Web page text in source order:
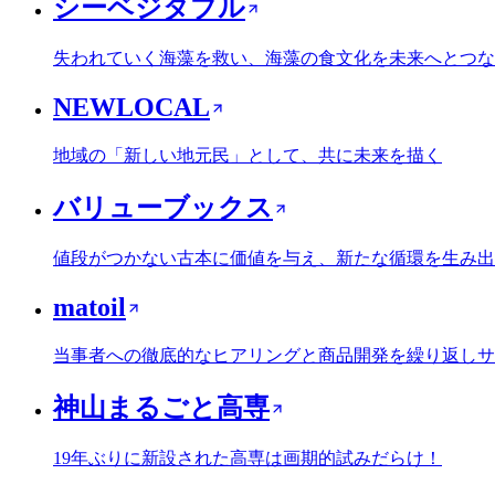
シーベジタブル
失われていく海藻を救い、海藻の食文化を未来へとつな
NEWLOCAL
地域の「新しい地元民」として、共に未来を描く
バリューブックス
値段がつかない古本に価値を与え、新たな循環を生み
matoil
当事者への徹底的なヒアリングと商品開発を繰り返し
神山まるごと高専
19年ぶりに新設された高専は画期的試みだらけ！